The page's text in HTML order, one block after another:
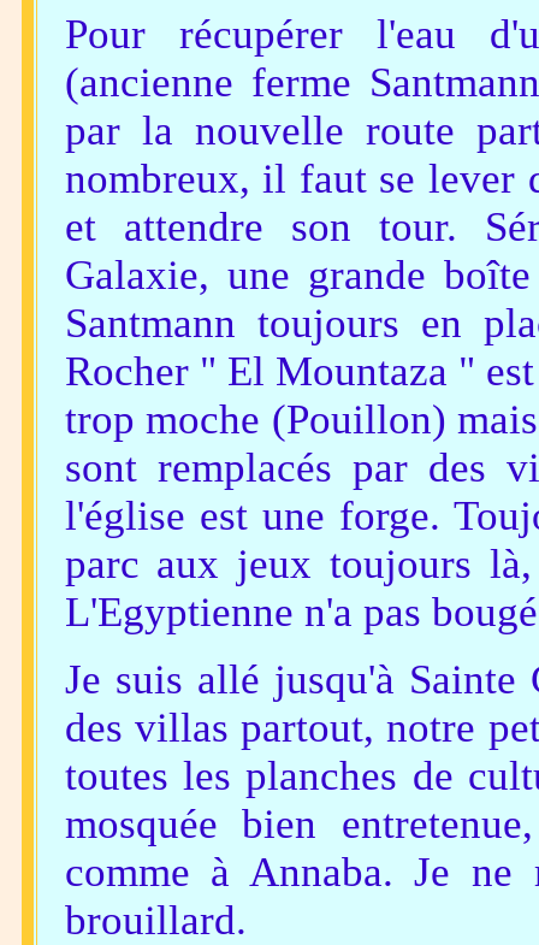
Pour récupérer l'eau
(ancienne ferme
par la nouvelle route
nombreux, il faut se lever
et attendre son tour.
Galaxie, une grande
Santmann toujours en
Rocher " El Mountaza "
trop moche (Pouillon)
sont remplacés par des
l'église est une forge.
parc aux jeux toujours
L'Egyptienne n'a pas
Je suis allé jusqu'à
des villas partout, notre
toutes les planches de
mosquée bien
comme à Annaba. Je
brouillard.